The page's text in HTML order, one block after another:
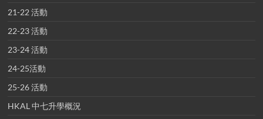
21-22 活動
22-23 活動
23-24 活動
24-25活動
25-26 活動
HKAL 中七升學概況